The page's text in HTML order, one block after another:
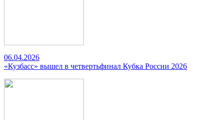
06.04.2026
«Кузбасс» вышел в четвертьфинал Кубка России 2026